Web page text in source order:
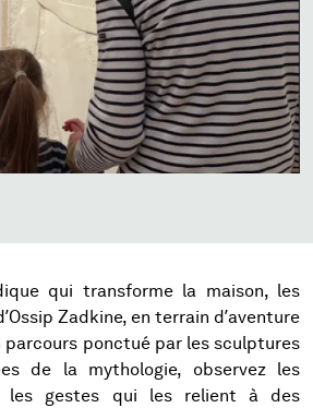
qui transforme la maison, les
Zadkine, en terrain d’aventure
parcours ponctué par les sculptures
de la mythologie, observez les
les gestes qui les relient à des